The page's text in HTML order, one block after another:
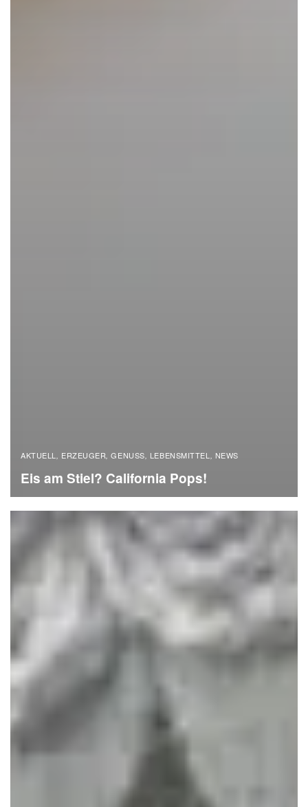
AKTUELL, ERZEUGER,GENUSS, LEBENSMITTEL, NEWS
Eis am Stiel? California Pops!